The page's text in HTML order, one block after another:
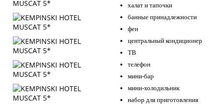
халат и тапочки
банные принадлежности
фен
центральный кондиционер
ТВ
телефон
мини-бар
мини-холодильник
набор для приготовления